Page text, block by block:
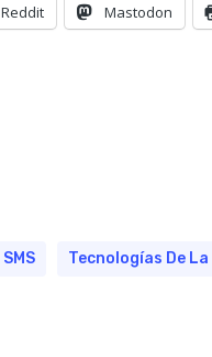
Reddit Mastodon
SMS Tecnologías De